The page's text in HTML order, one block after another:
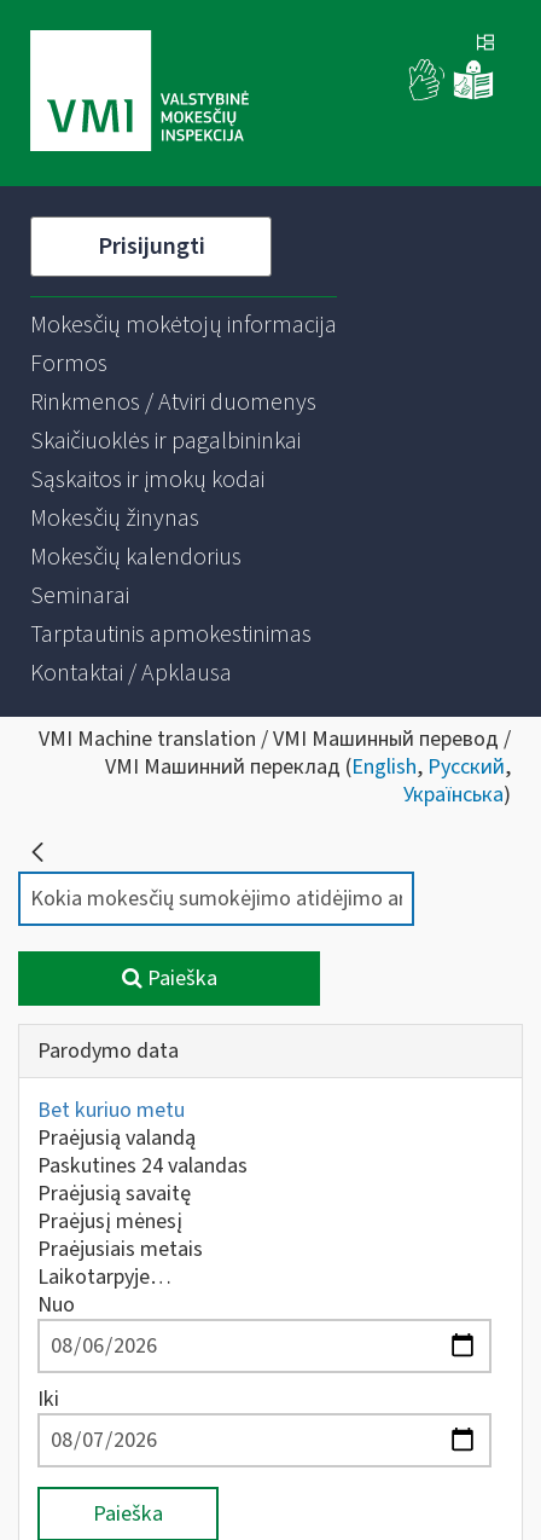
Prisijungti
Mokesčių mokėtojų informacija
Formos
Rinkmenos / Atviri duomenys
Skaičiuoklės ir pagalbininkai
Sąskaitos ir įmokų kodai
Mokesčių žinynas
Mokesčių kalendorius
Seminarai
Tarptautinis apmokestinimas
Kontaktai / Apklausa
VMI Machine translation / VMI Машинный перевод /
VMI Машинний переклад (English, Русский,
Українська)
Paieška
Parodymo data
Bet kuriuo metu
Praėjusią valandą
Paskutines 24 valandas
Praėjusią savaitę
Praėjusį mėnesį
Praėjusiais metais
Laikotarpyje…
Nuo
Iki
Paieška